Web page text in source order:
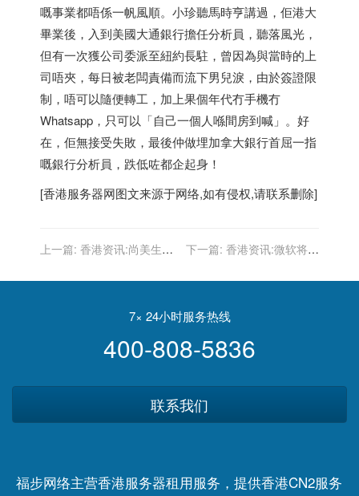
嘅事業都唔係一帆風順。小珍聽馬時亨講過，佢港大
畢業後，入到美國大通銀行擔任分析員，聽落風光，
但有一次獲公司委派至紐約長駐，曾因為與當時的上
司唔夾，每日被老闆責備而流下男兒淚，由於簽證限
制，唔可以隨便轉工，加上果個年代冇手機冇
Whatsapp，只可以「自己一個人喺間房到喊」。好
在，佢無接受失敗，最後仲做埋加拿大銀行首屈一指
嘅銀行分析員，跌低咗都企起身！
[香港服务器网图文来源于网络,如有侵权,请联系删除]
上一篇: 香港资讯:尚美生活
宙能擦出多大火花？
下一篇: 香港资讯:微软将以
成全球第三大游戏公司
7× 24小时服务热线
400-808-5836
联系我们
福步网络主营香港服务器租用服务，提供香港CN2服务